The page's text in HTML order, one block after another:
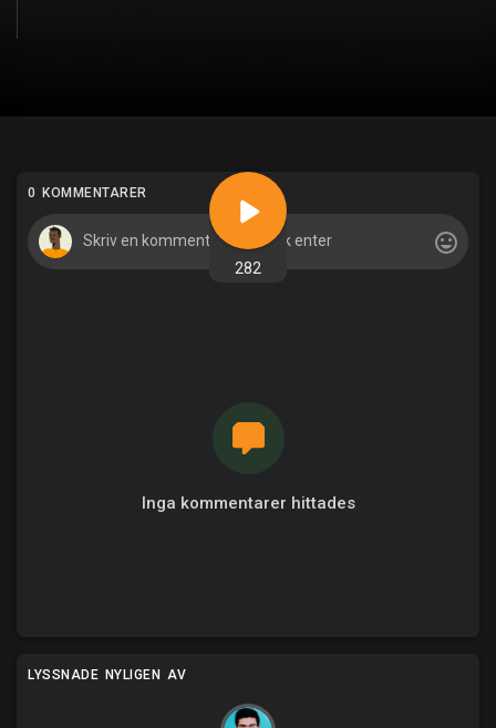
282
0 KOMMENTARER
Inga kommentarer hittades
LYSSNADE NYLIGEN AV